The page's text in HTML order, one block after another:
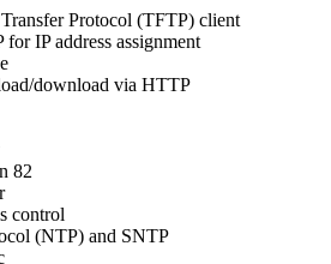
Protocol (TFTP) client
IP address assignment
download via HTTP
82
control
(NTP) and SNTP